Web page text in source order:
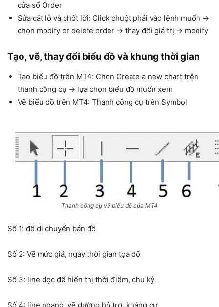
cửa sổ Order
Sửa cắt lỗ và chốt lời: Click chuột phải vào lệnh muốn →
chọn modify or delete order → thay đổi giá trị → modify
Tạo, vẽ, thay đổi biểu đồ và khung thời gian
Tạo biểu đồ trên MT4: Chọn Create a new chart trên
thanh công cụ → lựa chọn biểu đồ muốn xem
Vẽ biểu đồ trên MT4: Thanh công cụ trên Symbol
Thanh công cụ vẽ biểu đồ của MT4
Số 1: để di chuyển bản đồ
Số 2: Vẽ mức giá, ngày thời gian tọa độ
Số 3: line dọc để hiển thị thời điểm, chu kỳ
Số 4: line ngang, vẽ đường hỗ trợ, kháng cự